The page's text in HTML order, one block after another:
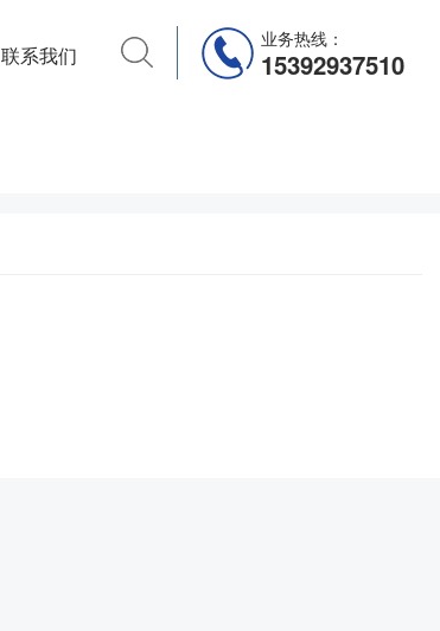
业务热线：
15392937510
联系我们